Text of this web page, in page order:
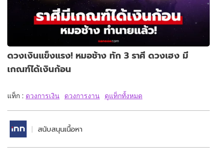
ดวงเงินแข็งแรง! หมอช้าง ทัก 3 ราศี ดวงเฮง มี
เกณฑ์ได้เงินก้อน
แท็ก : ดวงการเงิน ดวงการงาน ดูแท็กทั้งหมด
สนับสนุนเนื้อหา